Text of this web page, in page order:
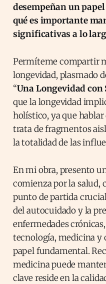
desempeñan un
qué es importante
significativas a lo
Permíteme compartir
longevidad, plasmado
“Una Longevidad con
que la longevidad
holístico, ya que hablar
trata de fragmentos
la totalidad de las
En mi obra, presento
comienza por la salud,
punto de partida
del autocuidado y la
enfermedades
tecnología, medicina y
papel fundamental.
medicina puede
clave reside en la